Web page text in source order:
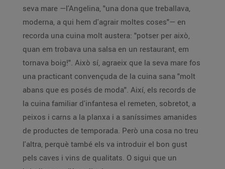
seva mare —l'Angelina, "una dona que treballava,
moderna, a qui hem d'agrair moltes coses"— en
recorda una cuina molt austera: "potser per això,
quan em trobava una salsa en un restaurant, em
tornava boig!". Això sí, agraeix que la seva mare fos
una practicant convençuda de la cuina sana "molt
abans que es posés de moda". Així, els records de
la cuina familiar d'infantesa el remeten, sobretot, a
peixos i carns a la planxa i a saníssimes amanides
de productes de temporada. Però una cosa no treu
l'altra, perquè també els va introduir el bon gust
pels caves i vins de qualitats. O sigui que un